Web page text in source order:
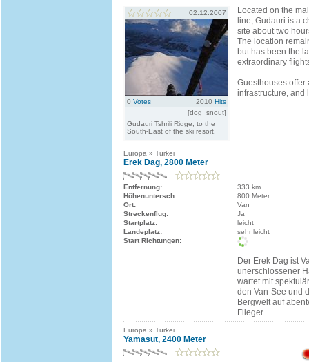
02.12.2007
0 Votes 2010 Hits
[dog_snout]
Gudauri Tshrili Ridge, to the
South-East of the ski resort.
Located on the
line, Gudauri is a
site about two
The location
but has been the
extraordinary
Guesthouses offer
infrastructure, and
Europa » Türkei
Erek Dag, 2800 Meter
Entfernung:
333 km
Höhenuntersch.:
800 Meter
Ort:
Van
Streckenflug:
Ja
Startplatz:
leicht
Landeplatz:
sehr leicht
Start Richtungen:
Der Erek Dag ist
unerschlossener
wartet mit
den Van-See und
Bergwelt auf
Flieger.
Europa » Türkei
Yamasut, 2400 Meter